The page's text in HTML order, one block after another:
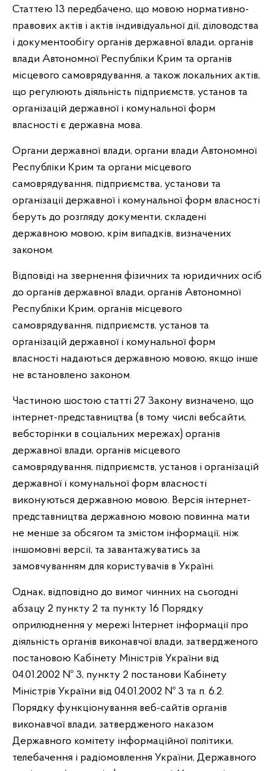
Статтею 13 передбачено, що мовою нормативно-
правових актів і актів індивідуальної дії, діловодства
і документообігу органів державної влади, органів
влади Автономної Республіки Крим та органів
місцевого самоврядування, а також локальних актів,
що регулюють діяльність підприємств, установ та
організацій державної і комунальної форм
власності є державна мова.
Органи державної влади, органи влади Автономної
Республіки Крим та органи місцевого
самоврядування, підприємства, установи та
організації державної і комунальної форм власності
беруть до розгляду документи, складені
державною мовою, крім випадків, визначених
законом.
Відповіді на звернення фізичних та юридичних осіб
до органів державної влади, органів Автономної
Республіки Крим, органів місцевого
самоврядування, підприємств, установ та
організацій державної і комунальної форм
власності надаються державною мовою, якщо інше
не встановлено законом.
Частиною шостою статті 27 Закону визначено, що
інтернет-представництва (в тому числі вебсайти,
вебсторінки в соціальних мережах) органів
державної влади, органів місцевого
самоврядування, підприємств, установ і організацій
державної і комунальної форм власності
виконуються державною мовою. Версія інтернет-
представництва державною мовою повинна мати
не менше за обсягом та змістом інформації, ніж
іншомовні версії, та завантажуватись за
замовчуванням для користувачів в Україні.
Однак, відповідно до вимог чинних на сьогодні
абзацу 2 пункту 2 та пункту 16 Порядку
оприлюднення у мережі Інтернет інформації про
діяльність органів виконавчої влади, затвердженого
постановою Кабінету Міністрів України від
04.01.2002 № 3, пункту 2 постанови Кабінету
Міністрів України від 04.01.2002 № 3 та п. 6.2.
Порядку функціонування веб-сайтів органів
виконавчої влади, затвердженого наказом
Державного комітету інформаційної політики,
телебачення і радіомовлення України, Державного